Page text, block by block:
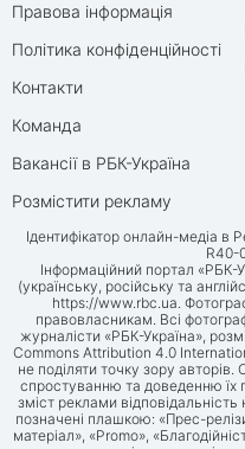
Правова інформація
Політика конфіденційності
Контакти
Команда
Вакансії в РБК-Україна
Розмістити рекламу
Ідентифікатор онлайн-медіа в
R40-
Інформаційний портал «РБК-
(українську, російську та
https://www.rbc.ua.
правовласникам. Всі
журналісти «РБК-Україна»,
Commons Attribution 4.0
не поділяти точку зору
спростуванню та доведенню їх
зміст реклами
позначені плашкою: «Прес-
матеріал», «Promo»,